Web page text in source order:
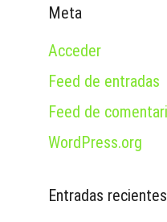
Meta
Acceder
Feed de entradas
Feed de
WordPress.org
Entradas recientes